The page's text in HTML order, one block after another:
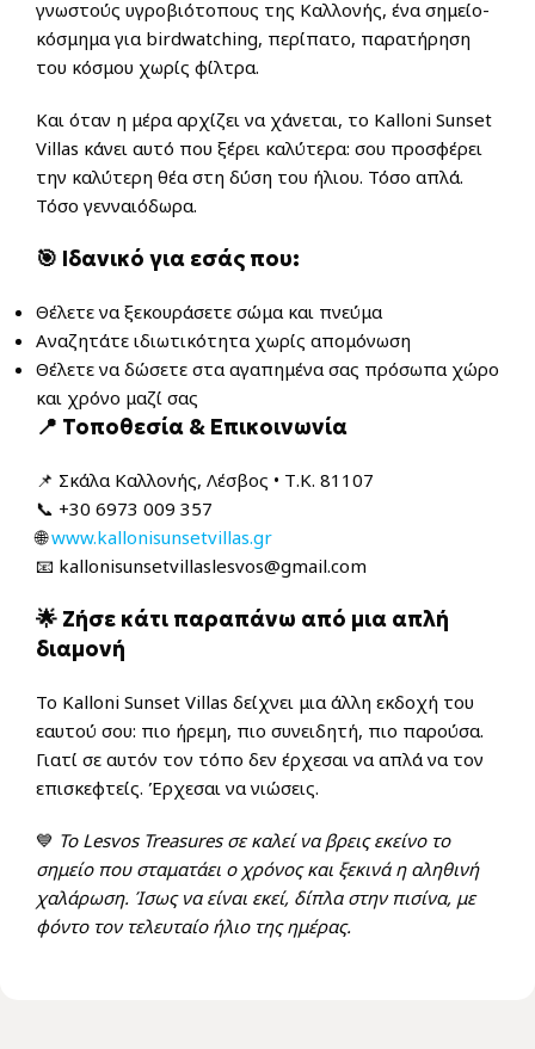
γνωστούς υγροβιότοπους της Καλλονής, ένα σημείο-
κόσμημα για birdwatching, περίπατο, παρατήρηση
του κόσμου χωρίς φίλτρα.
Και όταν η μέρα αρχίζει να χάνεται, το Kalloni Sunset
Villas κάνει αυτό που ξέρει καλύτερα: σου προσφέρει
την καλύτερη θέα στη δύση του ήλιου. Τόσο απλά.
Τόσο γενναιόδωρα.
🎯 Ιδανικό για εσάς που:
Θέλετε να ξεκουράσετε σώμα και πνεύμα
Αναζητάτε ιδιωτικότητα χωρίς απομόνωση
Θέλετε να δώσετε στα αγαπημένα σας πρόσωπα χώρο
και χρόνο μαζί σας
📍 Τοποθεσία & Επικοινωνία
📌 Σκάλα Καλλονής, Λέσβος • Τ.Κ. 81107
📞 +30 6973 009 357
🌐www.kallonisunsetvillas.gr
📧 kallonisunsetvillaslesvos@gmail.com
🌟 Ζήσε κάτι παραπάνω από μια απλή
διαμονή
Το Kalloni Sunset Villas δείχνει μια άλλη εκδοχή του
εαυτού σου: πιο ήρεμη, πιο συνειδητή, πιο παρούσα.
Γιατί σε αυτόν τον τόπο δεν έρχεσαι να απλά να τον
επισκεφτείς. Έρχεσαι να νιώσεις.
💙 Το Lesvos Treasures σε καλεί να βρεις εκείνο το
σημείο που σταματάει ο χρόνος και ξεκινά η αληθινή
χαλάρωση. Ίσως να είναι εκεί, δίπλα στην πισίνα, με
φόντο τον τελευταίο ήλιο της ημέρας.